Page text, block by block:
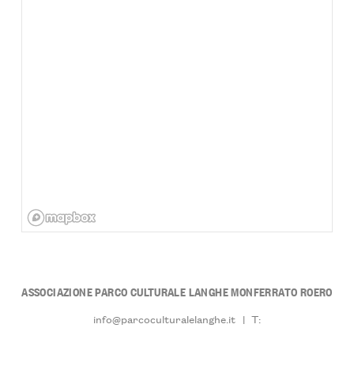
ASSOCIAZIONE PARCO CULTURALE LANGHE MONFERRATO ROERO
info@parcoculturalelanghe.it | T: